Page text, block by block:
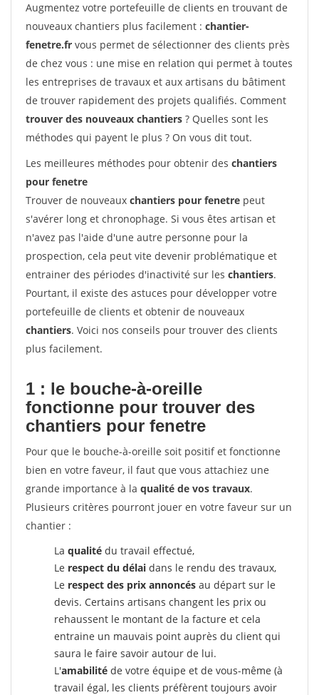
Augmentez votre portefeuille de clients en trouvant de
nouveaux chantiers plus facilement : chantier-
fenetre.fr vous permet de sélectionner des clients près
de chez vous : une mise en relation qui permet à toutes
les entreprises de travaux et aux artisans du bâtiment
de trouver rapidement des projets qualifiés. Comment
trouver des nouveaux chantiers ? Quelles sont les
méthodes qui payent le plus ? On vous dit tout.
Les meilleures méthodes pour obtenir des chantiers
pour fenetre
Trouver de nouveaux chantiers pour fenetre peut
s'avérer long et chronophage. Si vous êtes artisan et
n'avez pas l'aide d'une autre personne pour la
prospection, cela peut vite devenir problématique et
entrainer des périodes d'inactivité sur les chantiers.
Pourtant, il existe des astuces pour développer votre
portefeuille de clients et obtenir de nouveaux
chantiers. Voici nos conseils pour trouver des clients
plus facilement.
1 : le bouche-à-oreille
fonctionne pour trouver des
chantiers pour fenetre
Pour que le bouche-à-oreille soit positif et fonctionne
bien en votre faveur, il faut que vous attachiez une
grande importance à la qualité de vos travaux.
Plusieurs critères pourront jouer en votre faveur sur un
chantier :
La qualité du travail effectué,
Le respect du délai dans le rendu des travaux,
Le respect des prix annoncés au départ sur le
devis. Certains artisans changent les prix ou
rehaussent le montant de la facture et cela
entraine un mauvais point auprès du client qui
saura le faire savoir autour de lui.
L'amabilité de votre équipe et de vous-même (à
travail égal, les clients préfèrent toujours avoir